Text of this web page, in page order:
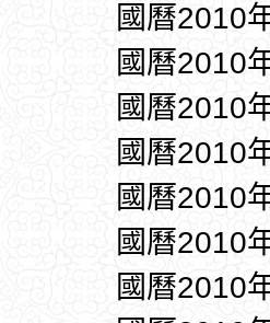
國曆2010
國曆2010
國曆2010
國曆2010
國曆2010
國曆2010
國曆2010